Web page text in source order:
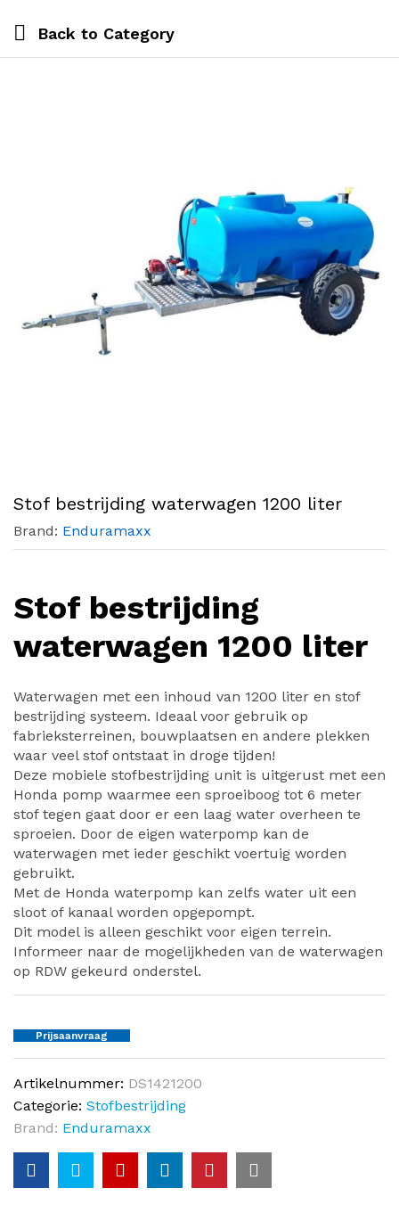
Back to Category
Stof bestrijding waterwagen 1200 liter
Brand: Enduramaxx
Stof bestrijding
waterwagen 1200 liter
Waterwagen met een inhoud van 1200 liter en stof
bestrijding systeem. Ideaal voor gebruik op
fabrieksterreinen, bouwplaatsen en andere plekken
waar veel stof ontstaat in droge tijden!
Deze mobiele stofbestrijding unit is uitgerust met een
Honda pomp waarmee een sproeiboog tot 6 meter
stof tegen gaat door er een laag water overheen te
sproeien. Door de eigen waterpomp kan de
waterwagen met ieder geschikt voertuig worden
gebruikt.
Met de Honda waterpomp kan zelfs water uit een
sloot of kanaal worden opgepompt.
Dit model is alleen geschikt voor eigen terrein.
Informeer naar de mogelijkheden van de waterwagen
op RDW gekeurd onderstel.
Prijsaanvraag
Artikelnummer: DS1421200
Categorie: Stofbestrijding
Brand: Enduramaxx